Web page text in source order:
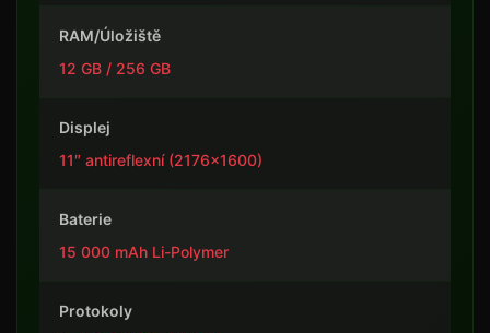
RAM/Úložiště
12 GB / 256 GB
Displej
11″ antireflexní (2176×1600)
Baterie
15 000 mAh Li-Polymer
Protokoly